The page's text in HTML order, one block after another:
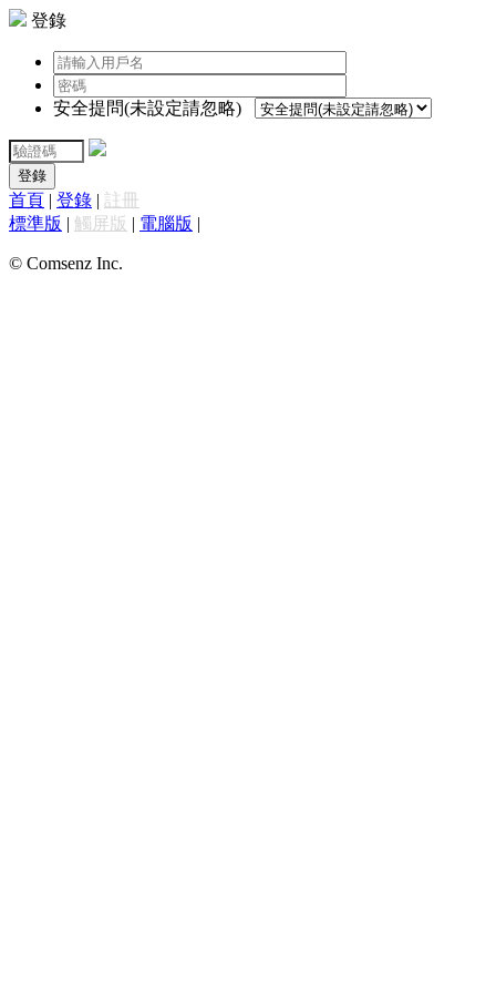
登錄
安全提問(未設定請忽略)
登錄
首頁 | 登錄 | 註冊
標準版 | 觸屏版 | 電腦版 |
© Comsenz Inc.